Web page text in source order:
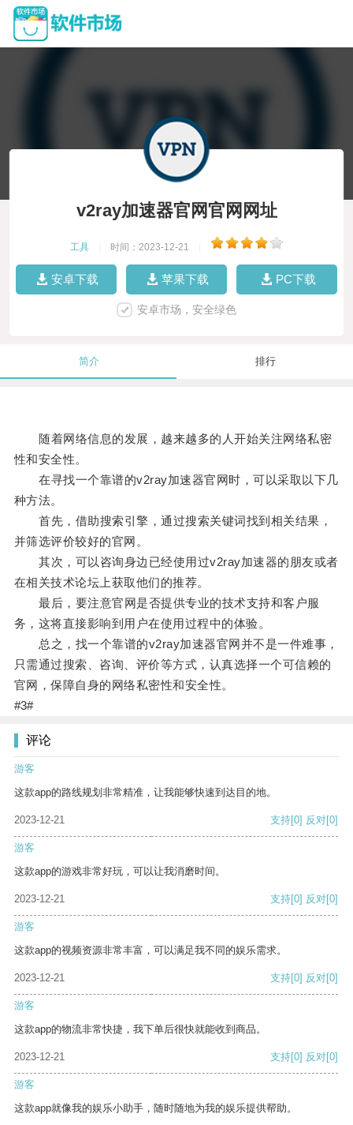
v2ray加速器官网官网网址
工具 时间：2023-12-21
安卓下载 苹果下载 PC下载
安卓市场，安全绿色
简介 排行
随着网络信息的发展，越来越多的人开始关注网络私密
性和安全性。
在寻找一个靠谱的v2ray加速器官网时，可以采取以下几
种方法。
首先，借助搜索引擎，通过搜索关键词找到相关结果，
并筛选评价较好的官网。
其次，可以咨询身边已经使用过v2ray加速器的朋友或者
在相关技术论坛上获取他们的推荐。
最后，要注意官网是否提供专业的技术支持和客户服
务，这将直接影响到用户在使用过程中的体验。
总之，找一个靠谱的v2ray加速器官网并不是一件难事，
只需通过搜索、咨询、评价等方式，认真选择一个可信赖的
官网，保障自身的网络私密性和安全性。
#3#
评论
游客
这款app的路线规划非常精准，让我能够快速到达目的地。
2023-12-21 支持[0] 反对[0]
游客
这款app的游戏非常好玩，可以让我消磨时间。
2023-12-21 支持[0] 反对[0]
游客
这款app的视频资源非常丰富，可以满足我不同的娱乐需求。
2023-12-21 支持[0] 反对[0]
游客
这款app的物流非常快捷，我下单后很快就能收到商品。
2023-12-21 支持[0] 反对[0]
游客
这款app就像我的娱乐小助手，随时随地为我的娱乐提供帮助。